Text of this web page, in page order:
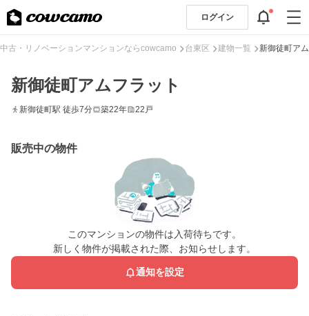
ログイン
中古・リノベーションマンションならcowcamo 台東区 建物一覧 新御徒町ア
新御徒町アムフラット
新御徒町駅 徒歩7分 築22年 22戸
販売中の物件
このマンションの物件は入荷待ちです。
新しく物件が掲載された際、お知らせします。
通知を設定